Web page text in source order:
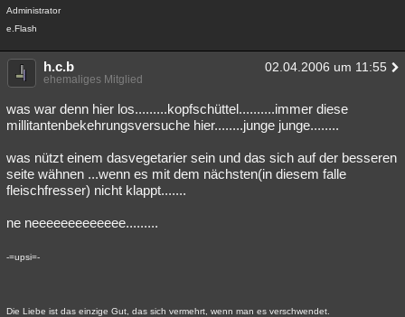
Administrator
e.Flash
h.c.b 02.04.2006 um 11:55
ehemaliges Mitglied
was war denn hier los.........kopfschüttel..........immer diese
millitantenbekehrungsversuche hier........junge junge........
was nützt einem dasvegetarier sein und das sich auf der besseren
seite wähnen ...wenn es mit dem nächsten(in diesem falle
fleischfresser) nicht klappt.......
ne neeeeeeeeeeeee.........
-=upsi=-
Die Liebe ist das einzige Gut, das sich vermehrt, wenn man es verschwendet.